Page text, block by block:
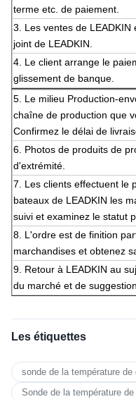
terme etc. de paiement.
3. Les ventes de
joint de LEADKIN.
4. Le client arrange le
glissement de banque.
5. Le milieu Production-
chaîne de production que
Confirmez le délai de
6. Photos de produits de
d'extrémité.
7. Les clients effectuent le
bateaux de LEADKIN les
suivi et examinez le statut
8. L'ordre est de finition
marchandises et obtenez
9. Retour à LEADKIN au
du marché et de
Les étiquettes
sonde de la température
Sonde de la température